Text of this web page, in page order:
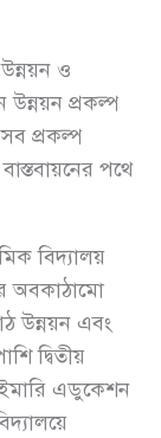
ও
প্রকল্প
প্রকল্প
পথে
বিদ্যালয়
অবকাঠামো
উন্নয়ন এবং
দ্বিতীয়
এডুকেশন